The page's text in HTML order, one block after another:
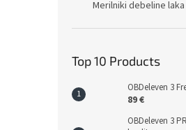
Merilniki debeline laka
Top 10 Products
OBDeleven 3
89 €
OBDeleven 3